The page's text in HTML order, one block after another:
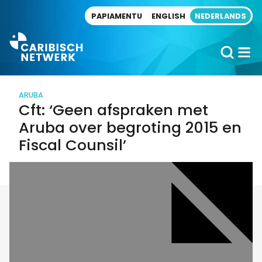
PAPIAMENTU ENGLISH NEDERLANDS
ARUBA
Cft: ‘Geen afspraken met
Aruba over begroting 2015 en
Fiscal Counsil’